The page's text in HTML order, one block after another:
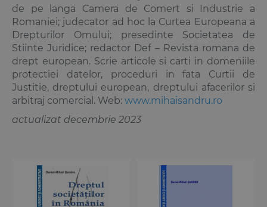
de pe langa Camera de Comert si Industrie a
Romaniei; judecator ad hoc la Curtea Europeana a
Drepturilor Omului; presedinte Societatea de
Stiinte Juridice; redactor Def – Revista romana de
drept european. Scrie articole si carti in domeniile
protectiei datelor, proceduri in fata Curtii de
Justitie, dreptului european, dreptului afacerilor si
arbitraj comercial. Web: www.mihaisandru.ro
actualizat decembrie 2023